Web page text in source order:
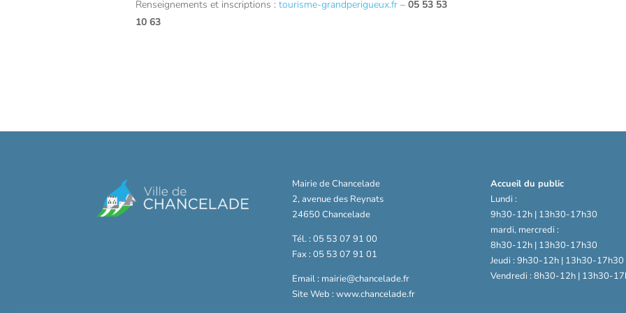
Renseignements et inscriptions : tourisme-grandperigueux.fr– 05 53 53
10 63
Mairie de Chancelade
2, avenue des Reynats
24650 Chancelade
Tél. : 05 53 07 91 00
Fax : 05 53 07 91 01
Email : mairie@chancelade.fr
Site Web : www.chancelade.fr
Accueil du public
Lundi :
9h30-12h | 13h30-17h30
mardi, mercredi :
8h30-12h | 13h30-17h30
Jeudi : 9h30-12h | 13h30-17h30
Vendredi : 8h30-12h | 13h30-